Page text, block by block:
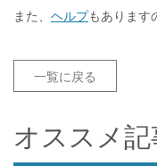
また、 ヘルプもあります
一覧に戻る
オススメ記